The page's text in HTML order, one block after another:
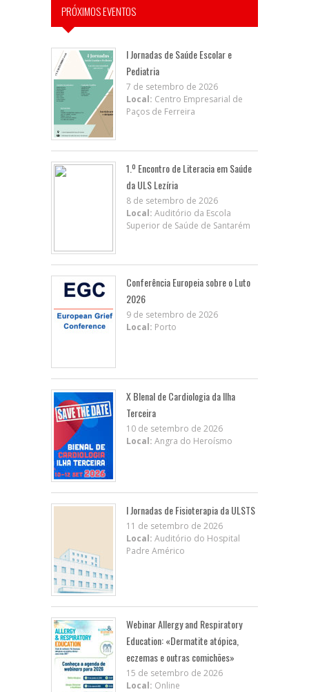
PRÓXIMOS EVENTOS
I Jornadas de Saúde Escolar e
Pediatria
7 de setembro de 2026
Local: Centro Empresarial de
Paços de Ferreira
1.º Encontro de Literacia em Saúde
da ULS Lezíria
8 de setembro de 2026
Local: Auditório da Escola
Superior de Saúde de Santarém
Conferência Europeia sobre o Luto
2026
9 de setembro de 2026
Local: Porto
X BIenal de Cardiologia da Ilha
Terceira
10 de setembro de 2026
Local: Angra do Heroísmo
I Jornadas de Fisioterapia da ULSTS
11 de setembro de 2026
Local: Auditório do Hospital
Padre Américo
Webinar Allergy and Respiratory
Education: «Dermatite atópica,
eczemas e outras comichões»
15 de setembro de 2026
Local: Online